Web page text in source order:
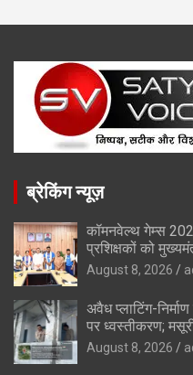
ब्रेकिंग न्यूज़
कॉमनवेल्थ गेम्स
प्रशिक्षकों को
August 8, 2026
अवैध प्लाटिंग-
पर ध्वस्तीकरण; मसूरी
August 8, 2026